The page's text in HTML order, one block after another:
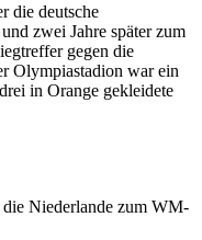
die deutsche
zwei Jahre später zum
gegen die
Olympiastadion war ein
in Orange gekleidete
Niederlande zum WM-